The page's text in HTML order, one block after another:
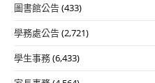
圖書館公告(433)
學務處公告(2,721)
學生事務(6,433)